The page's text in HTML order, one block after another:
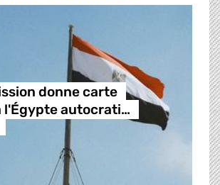
donne carte
l'Égypte autocrati…